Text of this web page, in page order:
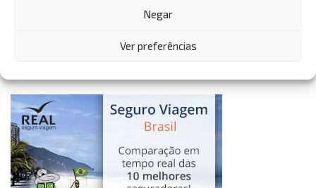
Negar
Ver preferências